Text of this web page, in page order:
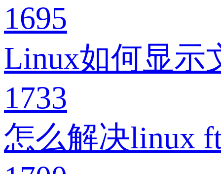
1695
Linux如何显示
1733
怎么解决linux